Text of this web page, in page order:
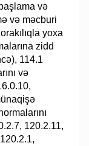
və
və məcburi
yoxa
zidd
114.1
və
120.2.11,